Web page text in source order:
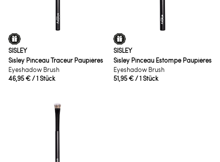
SISLEY
Sisley Pinceau Traceur Paupières
Eyeshadow Brush
46,95 €/ 1 Stück
SISLEY
Sisley Pinceau Estompe Paupières
Eyeshadow Brush
51,95 €/ 1 Stück